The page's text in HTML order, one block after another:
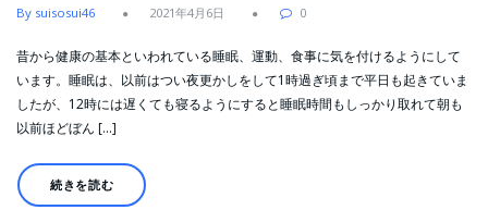
By suisosui46 2021年4月6日 0
昔から健康の基本といわれている睡眠、運動、食事に気を付けるようにして
います。睡眠は、以前はつい夜更かしをして1時過ぎ頃まで平日も起きていま
したが、12時には遅くても寝るようにすると睡眠時間もしっかり取れて朝も
以前ほどぼん […]
続きを読む